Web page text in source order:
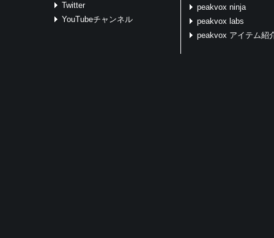
Twitter
YouTubeチャンネル
peakvox ninja
peakvox labs
peakvox アイテム紹